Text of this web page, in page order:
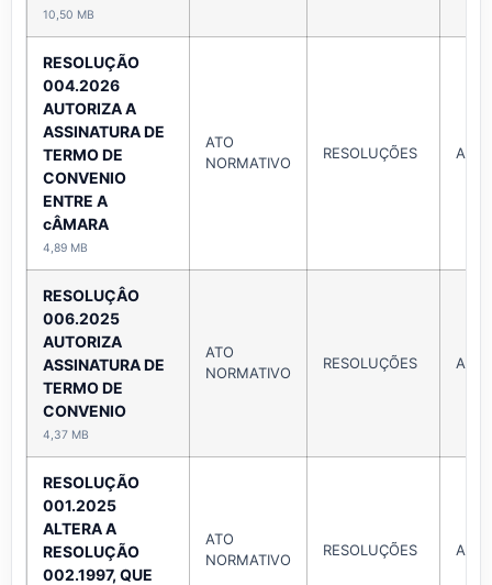
10,50 MB
RESOLUÇÃO
004.2026
AUTORIZA A
ASSINATURA DE
TERMO DE
CONVENIO
ENTRE A
cÂMARA
4,89 MB
ATO
NORMATIVO
RESOLUÇÕES Ano
RESOLUÇÂO
006.2025
AUTORIZA
ASSINATURA DE
TERMO DE
CONVENIO
4,37 MB
ATO
NORMATIVO
RESOLUÇÕES Ano
RESOLUÇÃO
001.2025
ALTERA A
RESOLUÇÃO
002.1997, QUE
ATO
NORMATIVO
RESOLUÇÕES Ano